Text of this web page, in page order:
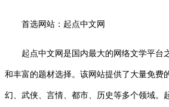
首选网站：起点中文网
起点中文网是国内最大的网络文学平台
和丰富的题材选择。该网站提供了大量免费
幻、武侠、言情、都市、历史等多个领域。